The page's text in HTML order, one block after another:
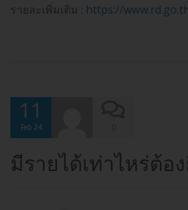
รายละเพิ่มเติม : https://
11
Feb 24
มีรายได้เท่าไหร่ต้อ